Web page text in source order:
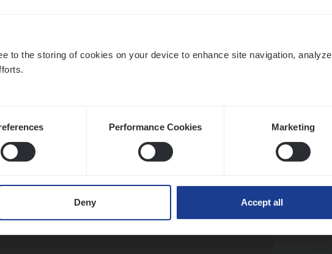
to the storing of cookies on your device to enhance site navigation, analyze
Performance Cookies Marketing
Deny Accept all
Expert Hospitalisatieverzekeringen
Bro­ker Property